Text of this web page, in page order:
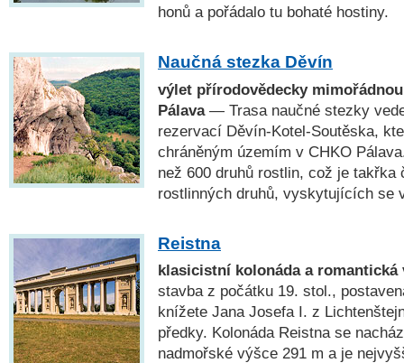
honů a pořádalo tu bohaté hostiny.
Naučná stezka Děvín
výlet přírodovědecky
Pálava — Trasa naučné stezky
rezervací Děvín-Kotel-Soutěska,
chráněným územím v CHKO
než 600 druhů rostlin, což je takřka
rostlinných druhů, vyskytujících se
Reistna
klasicistní kolonáda a romantická
stavba z počátku 19. stol.,
knížete Jana Josefa I. z
předky. Kolonáda Reistna se
nadmořské výšce 291 m a je